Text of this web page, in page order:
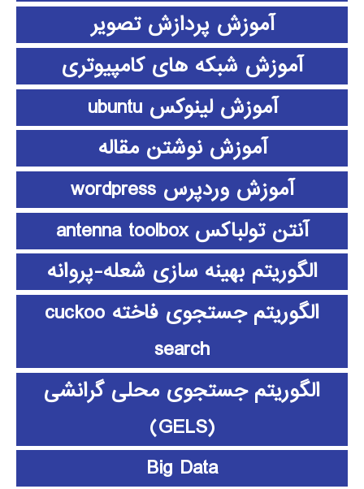
آموزش پردازش تصویر
آموزش شبکه های کامپیوتری
آموزش لینوکس ubuntu
آموزش نوشتن مقاله
آموزش وردپرس wordpress
آنتن تولباکس antenna toolbox
الگوریتم بهینه سازی شعله-پروانه
الگوریتم جستجوی فاخته cuckoo
search
الگوریتم جستجوی محلی گرانشی
(GELS)
Big Data